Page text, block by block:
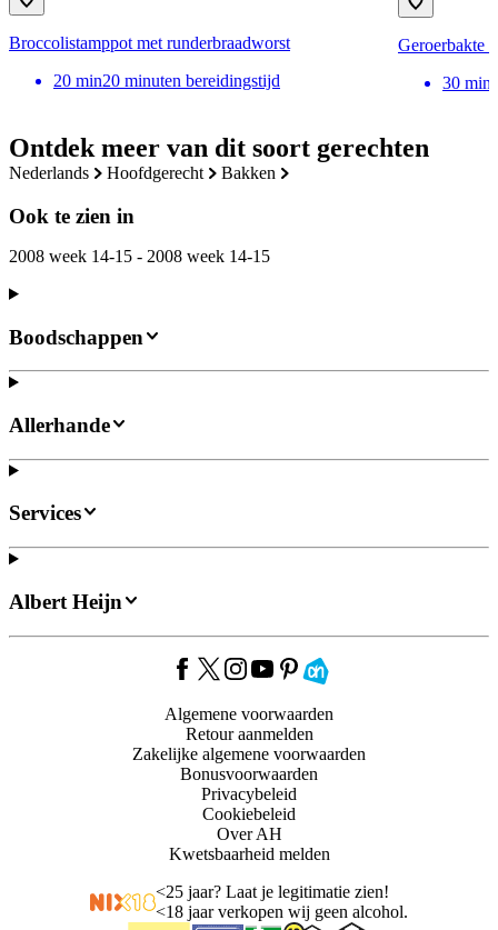
Ontdek meer van dit soort gerechten
nederlands hoofdgerecht bakken
Ook te zien in
2008 week 14-15 - 2008 week 14-15
Broccolistamppot met runderbraadworst
20 min20 minuten bereidingstijd
Geroerbakte
30 min
Boodschappen
Allerhande
Services
Albert Heijn
Algemene voorwaarden
Retour aanmelden
Zakelijke algemene voorwaarden
Bonusvoorwaarden
Privacybeleid
Cookiebeleid
Over AH
Kwetsbaarheid melden
<25 jaar? Laat je legitimatie zien!
<18 jaar verkopen wij geen alcohol.